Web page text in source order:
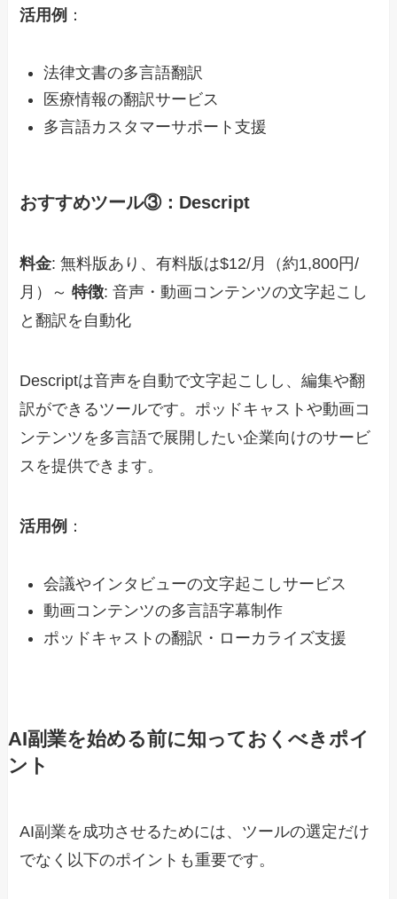
活用例 ：
法律文書の多言語翻訳
医療情報の翻訳サービス
多言語カスタマーサポート支援
おすすめツール③：Descript
料金: 無料版あり、有料版は$12/月（約1,800円/
月）～特徴: 音声・動画コンテンツの文字起こし
と翻訳を自動化
Descriptは音声を自動で文字起こしし、編集や翻
訳ができるツールです。ポッドキャストや動画コ
ンテンツを多言語で展開したい企業向けのサービ
スを提供できます。
活用例 ：
会議やインタビューの文字起こしサービス
動画コンテンツの多言語字幕制作
ポッドキャストの翻訳・ローカライズ支援
AI副業を始める前に知っておくべきポイ
ント
AI副業を成功させるためには、ツールの選定だけ
でなく以下のポイントも重要です。